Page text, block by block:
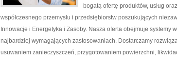
bogatą ofertę produktów, usług
współczesnego przemysłu i przedsiębiorstw poszukujących
Innowacje i Energetyka i Zasoby. Nasza oferta obejmuje systemy
najbardziej wymagających zastosowaniach. Dostarczamy
usuwaniem zanieczyszczeń, przygotowaniem powierzchni,